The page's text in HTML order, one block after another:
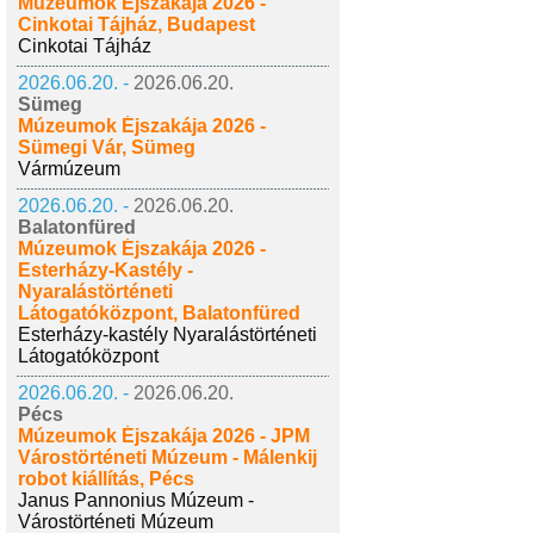
Cinkotai Tájház, Budapest
Cinkotai Tájház
2026.06.20. - 2026.06.20.
Sümeg
Múzeumok Éjszakája 2026 -
Sümegi Vár, Sümeg
Vármúzeum
2026.06.20. - 2026.06.20.
Balatonfüred
Múzeumok Éjszakája 2026 -
Esterházy-Kastély -
Nyaralástörténeti
Látogatóközpont, Balatonfüred
Esterházy-kastély Nyaralástörténeti
Látogatóközpont
2026.06.20. - 2026.06.20.
Pécs
Múzeumok Éjszakája 2026 - JPM
Várostörténeti Múzeum - Málenkij
robot kiállítás, Pécs
Janus Pannonius Múzeum -
Várostörténeti Múzeum